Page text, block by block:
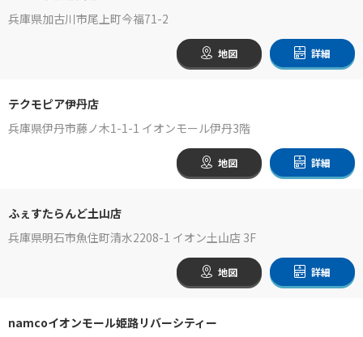
兵庫県加古川市尾上町今福71-2
地図 詳細
テクモピア伊丹店
兵庫県伊丹市藤ノ木1-1-1 イオンモール伊丹3階
地図 詳細
ふぇすたらんど土山店
兵庫県明石市魚住町清水2208-1 イオン土山店 3F
地図 詳細
namcoイオンモール姫路リバーシティー